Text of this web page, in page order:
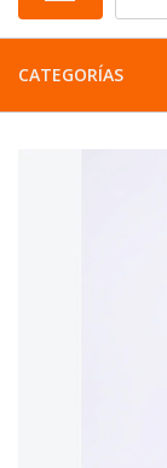
CATEGORÍAS